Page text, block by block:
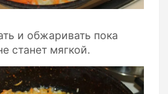
и обжаривать пока
станет мягкой.